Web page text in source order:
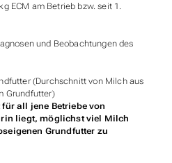
ECM am Betrieb bzw. seit 1.
und Beobachtungen des
(Durchschnitt von Milch aus
Grundfutter)
für all jene Betriebe von
liegt, möglichst viel Milch
Grundfutter zu